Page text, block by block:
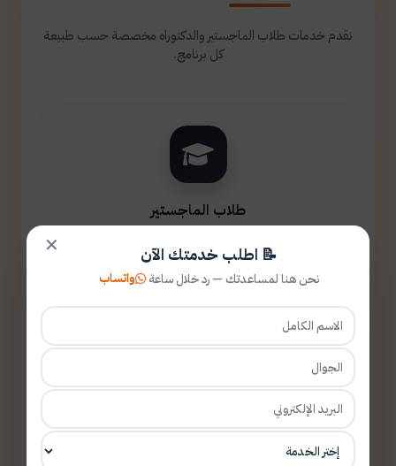
نقدم خدمات طلاب الماجستير والدكتوراه مخصصة حسب طبيعة
كل برنامج.
طلاب الماجستير
✕ 📝 اطلب خدمتك الآن
نحن هنا لمساعدتك — رد خلال ساعة واتساب